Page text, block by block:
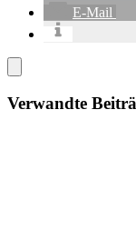
E-Mail
Verwandte